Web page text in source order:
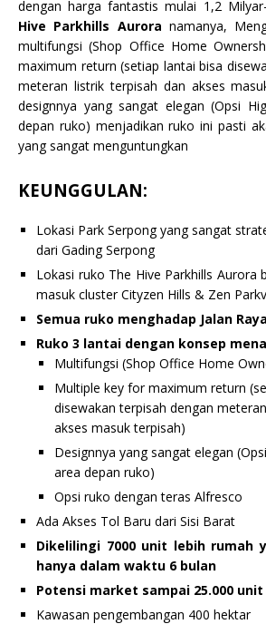
dengan harga fantastis mulai 1,2
Hive Parkhills Aurora namanya,
multifungsi (Shop Office Home
maximum return (setiap lantai bisa
meteran listrik terpisah dan akses
designnya yang sangat elegan (Opsi
depan ruko) menjadikan ruko ini pasti
yang sangat menguntungkan
KEUNGGULAN:
Lokasi Park Serpong yang sangat
dari Gading Serpong
Lokasi ruko The Hive Parkhills Aurora
masuk cluster Cityzen Hills & Zen
Semua ruko menghadap Jalan Raya
Ruko 3 lantai dengan konsep
Multifungsi (Shop Office Home
Multiple key for maximum return
disewakan terpisah dengan
akses masuk terpisah)
Designnya yang sangat elegan
area depan ruko)
Opsi ruko dengan teras Alfresco
Ada Akses Tol Baru dari Sisi Barat
Dikelilingi 7000 unit lebih rumah
hanya dalam waktu 6 bulan
Potensi market sampai 25.000
Kawasan pengembangan 400 hektar